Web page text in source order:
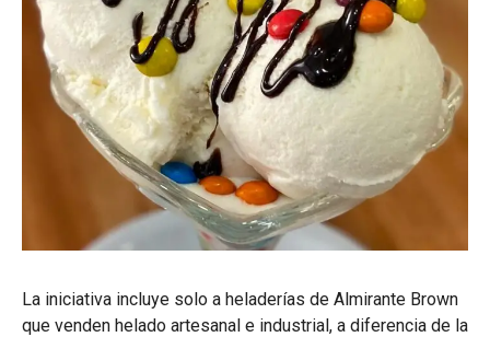
La iniciativa incluye solo a heladerías de Almirante Brown
que venden helado artesanal e industrial, a diferencia de la